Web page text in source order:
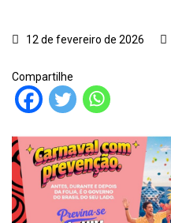
12 de fevereiro de 2026
Compartilhe